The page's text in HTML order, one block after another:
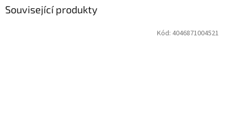
Související produkty
Kód: 4046871004521